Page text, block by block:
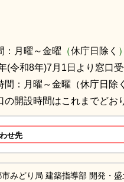
：月曜～金曜 （休庁日除く ）
(令和8年)7月1日より窓口
：月曜～金曜（休庁日除
開設時間はこれまでどお
せ先
みどり局 建築指導部 開発・盛